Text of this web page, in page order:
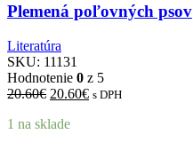
Plemená poľovných psov
Literatúra
SKU: 11131
Hodnotenie 0 z 5
20.60€ 20.60€ s DPH
1 na sklade